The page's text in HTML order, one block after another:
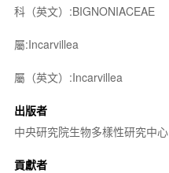
科（英文）:BIGNONIACEAE
屬:Incarvillea
屬（英文）:Incarvillea
出版者
中央研究院生物多樣性研究中心
貢獻者